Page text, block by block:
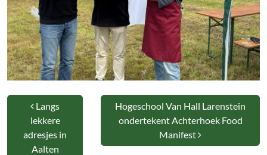
Bericht navigatie
Langs
lekkere
adresjes in
Aalten
Hogeschool Van Hall Larenstein
ondertekent Achterhoek Food
Manifest